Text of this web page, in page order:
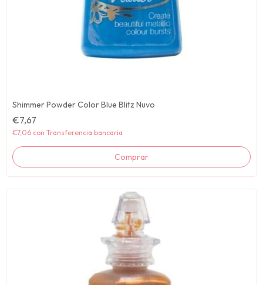
Shimmer Powder Color Blue Blitz Nuvo
€7,67
€7,06 con Transferencia bancaria